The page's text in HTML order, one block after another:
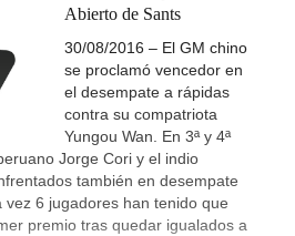
Abierto de Sants
30/08/2016 – El GM chino
se proclamó vencedor en
el desempate a rápidas
contra su compatriota
Yungou Wan. En 3ª y 4ª
Jorge Cori y el indio
también en desempate
6 jugadores han tenido que
premio tras quedar igualados a